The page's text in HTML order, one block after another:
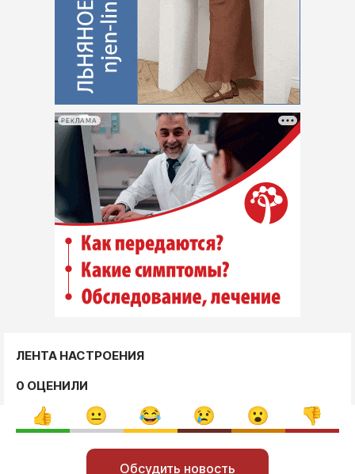
РЕКЛАМА
ЛЕНТА НАСТРОЕНИЯ
0 ОЦЕНИЛИ
Обсудить новость